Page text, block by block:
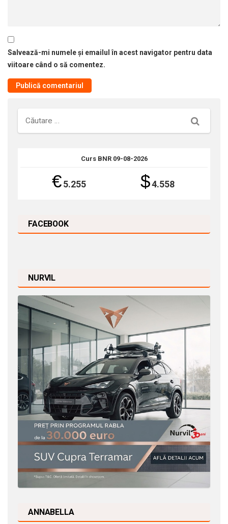
Salvează-mi numele și emailul în acest navigator pentru data
viitoare când o să comentez.
Căutare
Curs BNR 09-08-2026
€5.255 $4.558
FACEBOOK
NURVIL
ANNABELLA